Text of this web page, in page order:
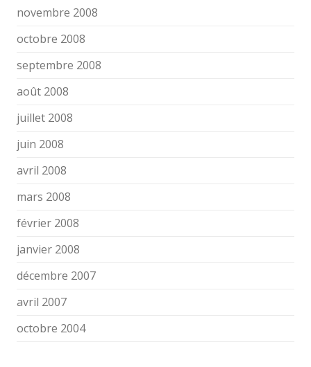
novembre 2008
octobre 2008
septembre 2008
août 2008
juillet 2008
juin 2008
avril 2008
mars 2008
février 2008
janvier 2008
décembre 2007
avril 2007
octobre 2004